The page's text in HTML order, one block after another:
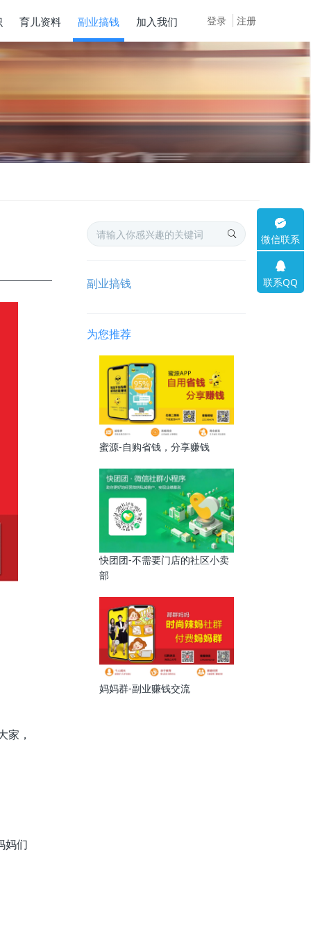
登录 注册
育儿资料 副业搞钱 加入我们
家，
妈们
副业搞钱
为您推荐
蜜源-自购省钱，分享赚钱
快团团-不需要门店的社区小卖
部
妈妈群-副业赚钱交流
微信联系
联系QQ